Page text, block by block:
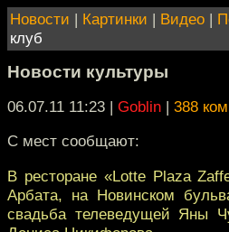
Новости | Картинки | Видео |
клуб
Новости культуры
06.07.11 11:23 | Goblin | 388
С мест сообщают:
В ресторане «Lotte Plaza
Арбата, на Новинском
свадьба телеведущей Яны